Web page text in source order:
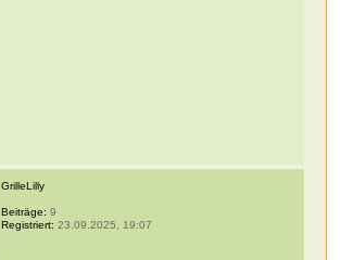
GrilleLilly
Beiträge: 9
Registriert: 23.09.2025, 19:07